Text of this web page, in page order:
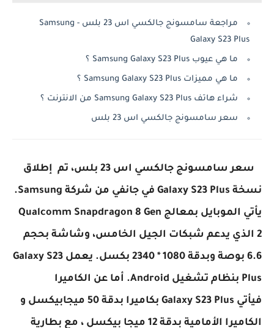
مراجعة سامسونج جالكسي اس 23 بلس - Samsung
Galaxy S23 Plus
ما هي عيوب Samsung Galaxy S23 Plus ؟
ما هي مميزات Samsung Galaxy S23 Plus ؟
شراء هاتف Samsung Galaxy S23 Plus من الانترنت ؟
سعر سامسونج جالكسي اس 23 بلس
سعر سامسونج جالكسي اس 23 بلس، تم إطلاق
نسخة Galaxy S23 Plus في جانفي من شركة Samsung.
يأتي الموبايل بمعالج Qualcomm Snapdragon 8 Gen
2 الذي يدعم شبكات الجيل الخامس، وشاشة بحجم
6.6 بوصة وبدقة 1080 * 2340 بكسل. يعمل Galaxy S23
Plus بنظام تشغيل Android. أما عن الكاميرا
فيأتي Galaxy S23 Plus بكاميرا بدقة 50 ميجابيكسل و
الكاميرا الأمامية بدقة 12 ميجا بيكسل ، مع بطارية